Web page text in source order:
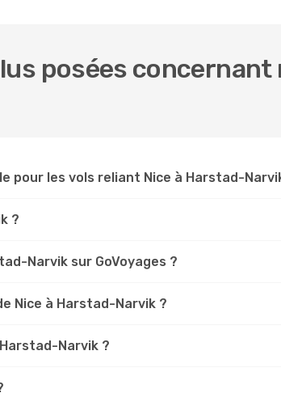
posées concernant
pour les vols reliant Nice à Harstad-
?
Narvik sur GoVoyages ?
Nice à Harstad-Narvik ?
Narvik ?